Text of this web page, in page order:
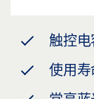
触控
使用